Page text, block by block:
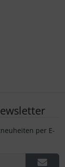
per E-